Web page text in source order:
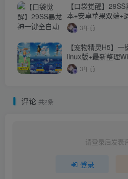
【口袋觉醒】
本+安卓苹果双端+
3年前
【宠物精灵H5】
linux版+最新整理
+GM授权后台+详细
3年前
评论 共2条
请登录后发表
登录